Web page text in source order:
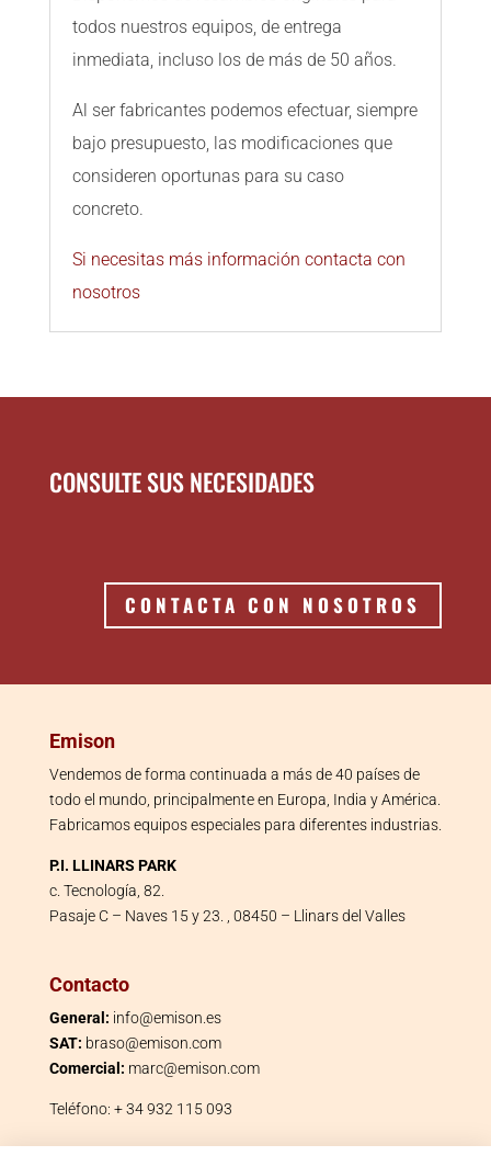
todos nuestros equipos, de entrega
inmediata, incluso los de más de 50 años.
Al ser fabricantes podemos efectuar, siempre
bajo presupuesto, las modificaciones que
consideren oportunas para su caso
concreto.
Si necesitas más información contacta con
nosotros
CONSULTE SUS NECESIDADES
CONTACTA CON NOSOTROS
Emison
Vendemos de forma continuada a más de 40 países de
todo el mundo, principalmente en Europa, India y América.
Fabricamos equipos especiales para diferentes industrias.
P.I. LLINARS PARK
c. Tecnología, 82.
Pasaje C – Naves 15 y 23. , 08450 – Llinars del Valles
Contacto
General: info@emison.es
SAT: braso@emison.com
Comercial: marc@emison.com
Teléfono: + 34 932 115 093